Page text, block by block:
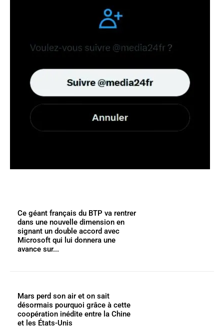
Ce géant français du BTP va rentrer
dans une nouvelle dimension en
signant un double accord avec
Microsoft qui lui donnera une
avance sur...
Mars perd son air et on sait
désormais pourquoi grâce à cette
coopération inédite entre la Chine
et les États-Unis